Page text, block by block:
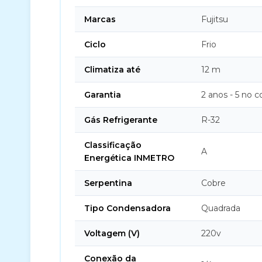
Marcas Fujitsu
Ciclo Frio
Climatiza até 12 m
Garantia 2 anos - 5 no
Gás Refrigerante R-32
Classificação
Energética INMETRO
A
Serpentina Cobre
Tipo Condensadora Quadrada
Voltagem (V) 220v
Conexão da